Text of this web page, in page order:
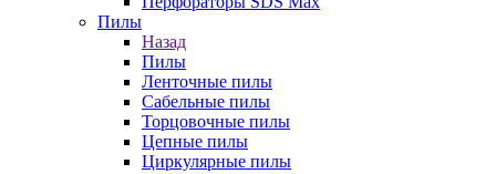
Пилы
Назад
Пилы
Ленточные пилы
Сабельные пилы
Торцовочные пилы
Цепные пилы
Циркулярные пилы